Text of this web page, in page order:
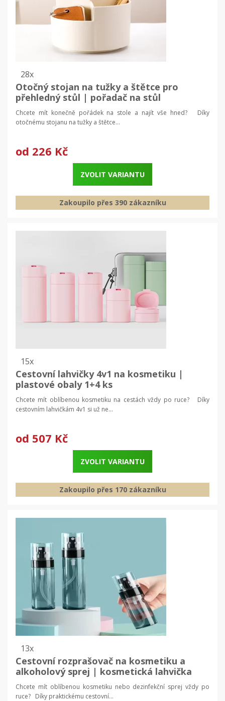
28x
Otočný stojan na tužky a štětce pro
přehledný stůl | pořadač na stůl
Chcete mít konečně pořádek na stole a najít vše hned? Díky
otočnému stojanu na tužky a štětce...
od 226 Kč
ZVOLIT VARIANTU
Zakoupilo přes 390 zákazníku
15x
Cestovní lahvičky 4v1 na kosmetiku |
plastové obaly 1+4 ks
Chcete mít oblíbenou kosmetiku na cestách vždy po ruce? Díky
cestovním lahvičkám 4v1 si už ne...
od 507 Kč
ZVOLIT VARIANTU
Zakoupilo přes 170 zákazníku
13x
Cestovní rozprašovač na kosmetiku a
alkoholový sprej | kosmetická lahvička
Chcete mít oblíbenou kosmetiku nebo dezinfekční sprej vždy po
ruce? Díky praktickému cestovní...